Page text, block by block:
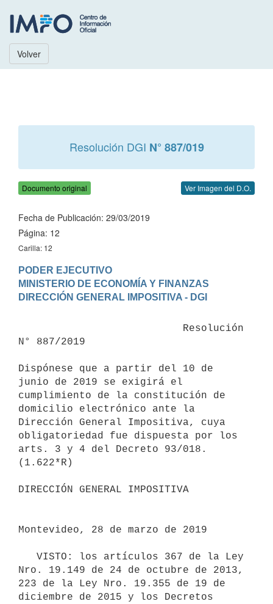
Volver
Resolución DGI N° 887/019
Documento original Ver Imagen del D.O.
Fecha de Publicación: 29/03/2019
Página: 12
Carilla: 12
PODER EJECUTIVO
MINISTERIO DE ECONOMÍA Y FINANZAS
N° 887/2019
Dispónese que a partir del 10 de
junio de 2019 se exigirá el
cumplimiento de la constitución de
domicilio electrónico ante la
Dirección General Impositiva, cuya
obligatoriedad fue dispuesta por los
arts. 3 y 4 del Decreto 93/018.
(1.622*R)
DIRECCIÓN GENERAL IMPOSITIVA
Montevideo, 28 de marzo de 2019
Nro. 19.149 de 24 de octubre de 2013,
223 de la Ley Nro. 19.355 de 19 de
diciembre de 2015 y los Decretos